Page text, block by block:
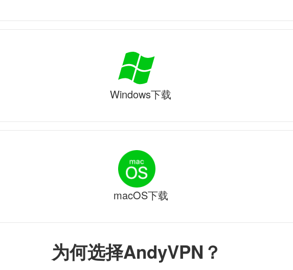
为何选择AndyVPN？
Windows下载
macOS下载